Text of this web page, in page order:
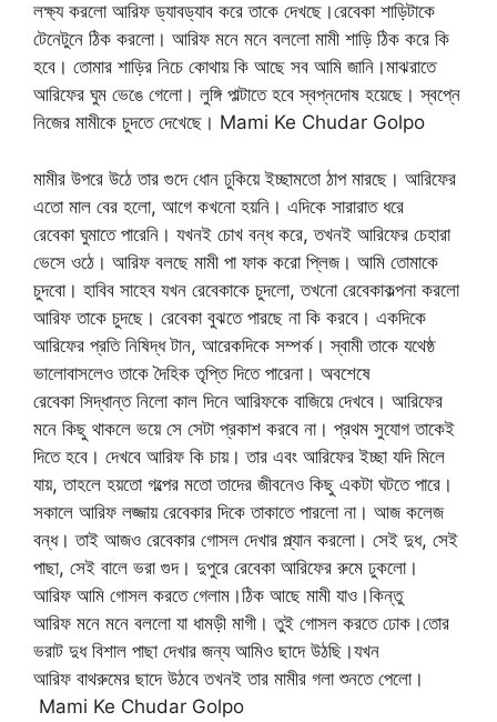
লক্ষ্য করলো আরিফ ড্যাবড্যাব করে তাকে দেখছে।রেবেকা শাড়িটাকে
টেনেটুনে ঠিক করলো। আরিফ মনে মনে বললো মামী শাড়ি ঠিক করে কি
হবে। তোমার শাড়ির নিচে কোথায় কি আছে সব আমি জানি।মাঝরাতে
আরিফের ঘুম ভেঙে গেলো। লুঙ্গি পাল্টাতে হবে স্বপ্নদোষ হয়েছে। স্বপ্নে
নিজের মামীকে চুদতে দেখেছে। Mami Ke Chudar Golpo
মামীর উপরে উঠে তার গুদে ধোন ঢুকিয়ে ইচ্ছামতো ঠাপ মারছে। আরিফের
এতো মাল বের হলো, আগে কখনো হয়নি। এদিকে সারারাত ধরে
রেবেকা ঘুমাতে পারেনি। যখনই চোখ বন্ধ করে, তখনই আরিফের চেহারা
ভেসে ওঠে। আরিফ বলছে মামী পা ফাক করো প্লিজ। আমি তোমাকে
চুদবো। হাবিব সাহেব যখন রেবেকাকে চুদলো, তখনো রেবেকাকল্পনা করলো
আরিফ তাকে চুদছে। রেবেকা বুঝতে পারছে না কি করবে। একদিকে
আরিফের প্রতি নিষিদ্ধ টান, আরেকদিকে সম্পর্ক। স্বামী তাকে যথেষ্ঠ
ভালোবাসলেও তাকে দৈহিক তৃপ্তি দিতে পারেনা। অবশেষে
রেবেকা সিদ্ধান্ত নিলো কাল দিনে আরিফকে বাজিয়ে দেখবে। আরিফের
মনে কিছু থাকলে ভয়ে সে সেটা প্রকাশ করবে না। প্রথম সুযোগ তাকেই
দিতে হবে। দেখবে আরিফ কি চায়। তার এবং আরিফের ইচ্ছা যদি মিলে
যায়, তাহলে হয়তো গল্পের মতো তাদের জীবনেও কিছু একটা ঘটতে পারে।
সকালে আরিফ লজ্জায় রেবেকার দিকে তাকাতে পারলো না। আজ কলেজ
বন্ধ। তাই আজও রেবেকার গোসল দেখার প্ল্যান করলো। সেই দুধ, সেই
পাছা, সেই বালে ভরা গুদ। দুপুরে রেবেকা আরিফের রুমে ঢুকলো।
আরিফ আমি গোসল করতে গেলাম।ঠিক আছে মামী যাও।কিন্তু
আরিফ মনে মনে বললো যা ধামড়ী মাগী। তুই গোসল করতে ঢোক।তোর
ভরাট দুধ বিশাল পাছা দেখার জন্য আমিও ছাদে উঠছি।যখন
আরিফ বাথরুমের ছাদে উঠবে তখনই তার মামীর গলা শুনতে পেলো।
Mami Ke Chudar Golpo